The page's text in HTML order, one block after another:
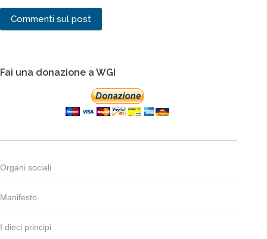
Commenti sul post
Fai una donazione a WGI
Organi sociali
Manifesto
I dieci principi